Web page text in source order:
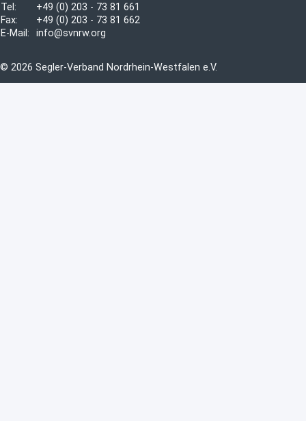
Tel:
+49 (0) 203 - 73 81 661
Fax:
+49 (0) 203 - 73 81 662
E-Mail:
info@svnrw.org
© 2026 Segler-Verband Nordrhein-Westfalen e.V.